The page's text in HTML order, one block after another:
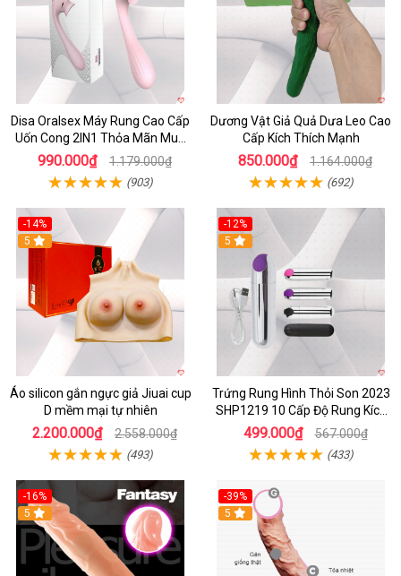
Disa Oralsex Máy Rung Cao Cấp
Uốn Cong 2IN1 Thỏa Mãn Mua
Ngay
990.000₫ 1.179.000₫
(903)
Dương Vật Giả Quả Dưa Leo Cao
Cấp Kích Thích Mạnh
850.000₫ 1.164.000₫
(692)
-14%
5
Áo silicon gắn ngực giả Jiuai cup
D mềm mại tự nhiên
2.200.000₫ 2.558.000₫
(493)
-12%
5
Trứng Rung Hình Thỏi Son 2023
SHP1219 10 Cấp Độ Rung Kích
Thích
499.000₫ 567.000₫
(433)
-16%
5
-39%
5